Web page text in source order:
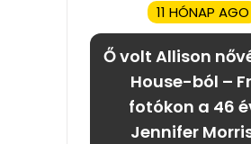
11 HÓNAP AGO
Ő volt Allison
House-ból –
fotókon a 46
Jennifer